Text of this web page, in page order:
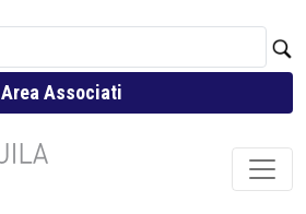
Area Associati